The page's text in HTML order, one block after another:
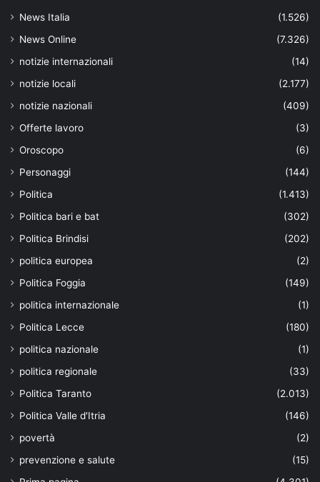
News Italia
(1.526)
News Online
(7.326)
notizie internazionali
(14)
notizie locali
(2.177)
notizie nazionali
(409)
Offerte lavoro
(3)
Oroscopo
(6)
Personaggi
(144)
Politica
(1.413)
Politica bari e bat
(302)
Politica Brindisi
(202)
politica europea
(2)
Politica Foggia
(149)
politica internazionale
(1)
Politica Lecce
(180)
politica nazionale
(1)
politica regionale
(33)
Politica Taranto
(2.013)
Politica Valle d'Itria
(146)
povertà
(2)
prevenzione e salute
(15)